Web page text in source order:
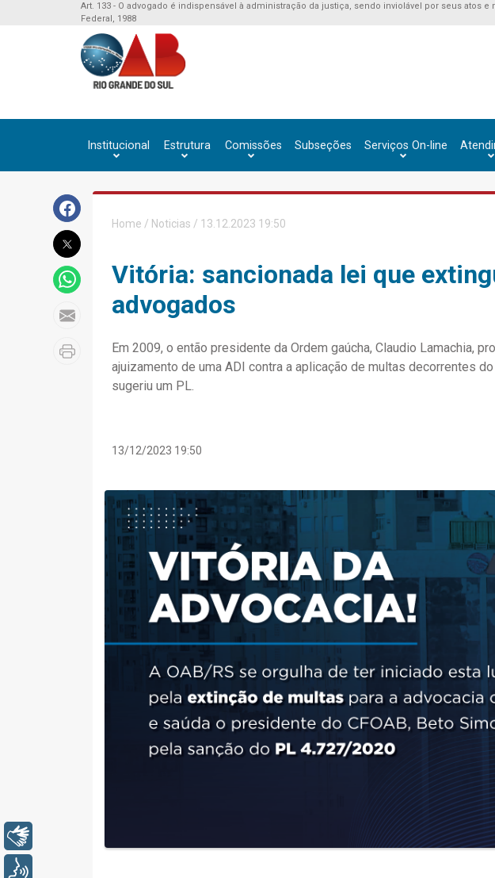
Art. 133 - O advogado é indispensável à administração da justiça, sendo inviolável por seus
Federal, 1988
Institucional Estrutura Comissões Subseções Serviços On-line
Home / Noticias / 13.12.2023 19:50
Vitória: sancionada lei que
advogados
Em 2009, o então presidente da Ordem gaúcha, Claudio Lamachia,
ajuizamento de uma ADI contra a aplicação de multas decorrentes
sugeriu um PL.
13/12/2023 19:50